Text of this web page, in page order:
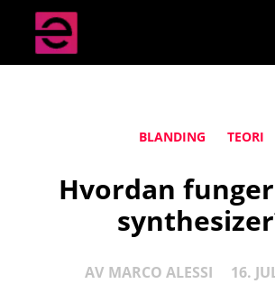
BLANDING TEORI
Hvordan
AV MARCO ALESSI 16.